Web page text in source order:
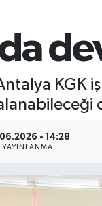
KGK
- 14:28
YAYINLANMA